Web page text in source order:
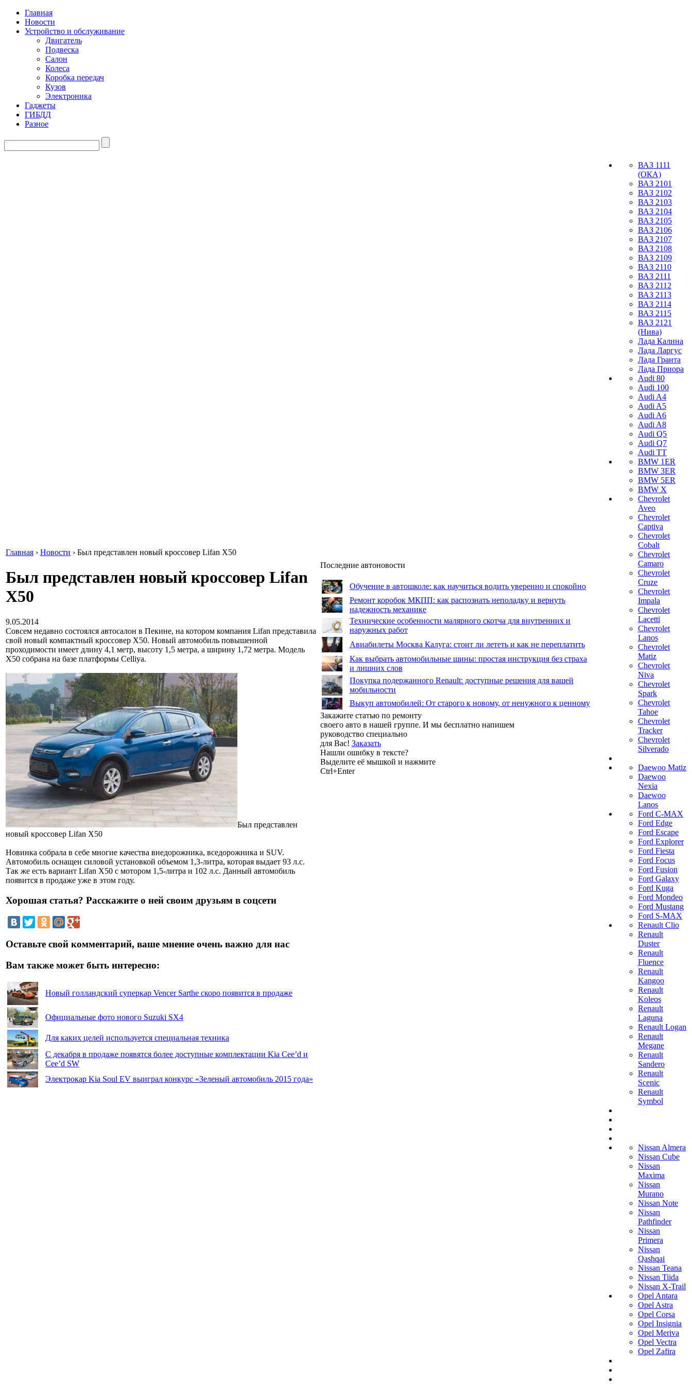
Главная
Новости
Устройство и обслуживание
Двигатель
Подвеска
Салон
Колеса
Коробка передач
Кузов
Электроника
Гаджеты
ГИБДД
Разное
Главная › Новости › Был представлен новый кроссовер Lifan X50
Был представлен новый кроссовер Lifan
X50
9.05.2014
Совсем недавно состоялся автосалон в Пекине, на котором компания Lifan представила
свой новый компактный кроссовер X50. Новый автомобиль повышенной
проходимости имеет длину 4,1 метр, высоту 1,5 метра, а ширину 1,72 метра. Модель
X50 собрана на базе платформы Celliya.
Был представлен
новый кроссовер Lifan X50
Новинка собрала в себе многие качества внедорожника, вседорожника и SUV.
Автомобиль оснащен силовой установкой объемом 1,3-литра, которая выдает 93 л.с.
Так же есть вариант Lifan X50 с мотором 1,5-литра и 102 л.с. Данный автомобиль
появится в продаже уже в этом году.
Хорошая статья? Расскажите о ней своим друзьям в соцсети
Оставьте свой комментарий, ваше мнение очень важно для нас
Вам также может быть интересно:
Новый голландский суперкар Vencer Sarthe скоро появится в продаже
Официальные фото нового Suzuki SX4
Для каких целей используется специальная техника
С декабря в продаже появятся более доступные комплектации Kia Cee’d и
Cee’d SW
Электрокар Kia Soul EV выиграл конкурс «Зеленый автомобиль 2015 года»
Последние автоновости
Обучение в автошколе: как научиться водить уверенно и спокойно
Ремонт коробок МКПП: как распознать неполадку и вернуть
надежность механике
Технические особенности малярного скотча для внутренних и
наружных работ
Авиабилеты Москва Калуга: стоит ли лететь и как не переплатить
Как выбрать автомобильные шины: простая инструкция без страха
и лишних слов
Покупка подержанного Renault: доступные решения для вашей
мобильности
Выкуп автомобилей: От старого к новому, от ненужного к ценному
Закажите статью по ремонту
своего авто в нашей группе. И мы бесплатно напишем
руководство специально
для Вас! Заказать
Нашли ошибку в тексте?
Выделите её мышкой и нажмите
Ctrl+Enter
ВАЗ 1111
(ОКА)
ВАЗ 2101
ВАЗ 2102
ВАЗ 2103
ВАЗ 2104
ВАЗ 2105
ВАЗ 2106
ВАЗ 2107
ВАЗ 2108
ВАЗ 2109
ВАЗ 2110
ВАЗ 2111
ВАЗ 2112
ВАЗ 2113
ВАЗ 2114
ВАЗ 2115
ВАЗ 2121
(Нива)
Лада Калина
Лада Ларгус
Лада Гранта
Лада Приора
Audi 80
Audi 100
Audi A4
Audi A5
Audi A6
Audi A8
Audi Q5
Audi Q7
Audi TT
BMW 1ER
BMW 3ER
BMW 5ER
BMW X
Chevrolet
Aveo
Chevrolet
Captiva
Chevrolet
Cobalt
Chevrolet
Camaro
Chevrolet
Cruze
Chevrolet
Impala
Chevrolet
Lacetti
Chevrolet
Lanos
Chevrolet
Matiz
Chevrolet
Niva
Chevrolet
Spark
Chevrolet
Tahoe
Chevrolet
Tracker
Chevrolet
Silverado
Daewoo Matiz
Daewoo
Nexia
Daewoo
Lanos
Ford C-MAX
Ford Edge
Ford Escape
Ford Explorer
Ford Fiesta
Ford Focus
Ford Fusion
Ford Galaxy
Ford Kuga
Ford Mondeo
Ford Mustang
Ford S-MAX
Renault Clio
Renault
Duster
Renault
Fluence
Renault
Kangoo
Renault
Koleos
Renault
Laguna
Renault Logan
Renault
Megane
Renault
Sandero
Renault
Scenic
Renault
Symbol
Nissan Almera
Nissan Cube
Nissan
Maxima
Nissan
Murano
Nissan Note
Nissan
Pathfinder
Nissan
Primera
Nissan
Qashqai
Nissan Teana
Nissan Tiida
Nissan X-Trail
Opel Antara
Opel Astra
Opel Corsa
Opel Insignia
Opel Meriva
Opel Vectra
Opel Zafira